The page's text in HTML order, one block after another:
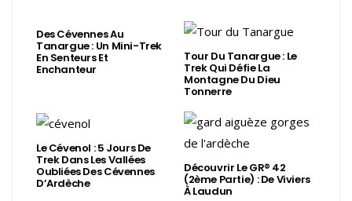
Des Cévennes Au
Tanargue : Un Mini-Trek
En Senteurs Et
Enchanteur
Tour Du Tanargue : Le
Trek Qui Défie La
Montagne Du Dieu
Tonnerre
Le Cévenol : 5 Jours De
Trek Dans Les Vallées
Oubliées Des Cévennes
D’Ardèche
Découvrir Le GR® 42
(2ème Partie) : De Viviers
À Laudun